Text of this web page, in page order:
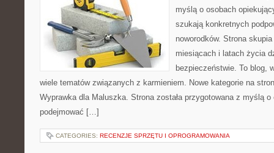
myślą o osobach
szukają konkretnych
noworodków. Strona
miesiącach i latach życia
bezpieczeństwie. To blog,
wiele tematów związanych z karmieniem. Nowe kategorie na
Wyprawka dla Maluszka. Strona została przygotowana z myślą
podejmować […]
CATEGORIES: RECENZJE SPRZĘTU I OPROGRAMOWANIA